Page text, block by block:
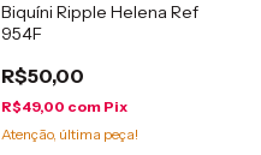
Biquíni Ripple Helena Ref
954F
R$50,00
R$49,00 com Pix
Atenção, última peça!